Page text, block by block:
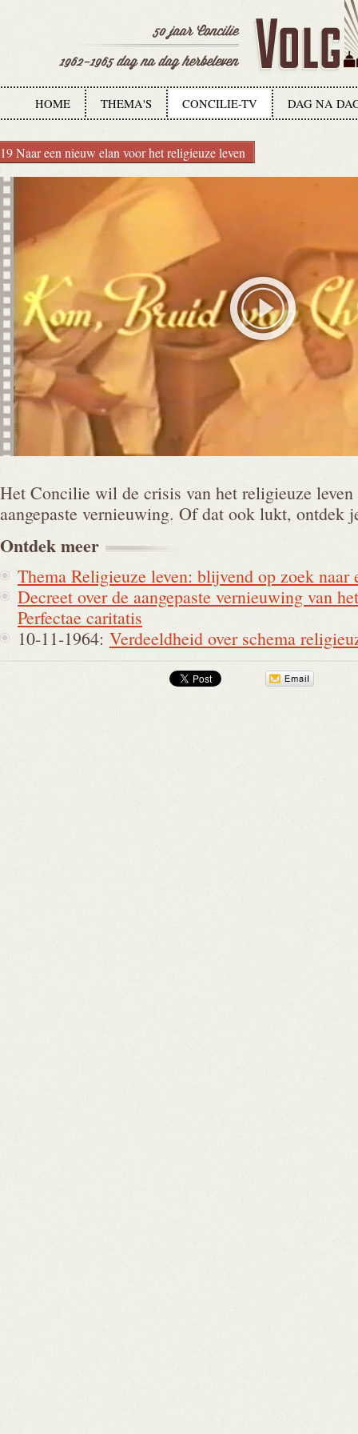
HOME THEMA'S CONCILIE-TV DAG NA
19 Naar een nieuw elan voor het religieuze leven
Het Concilie wil de crisis van het religieuze leven
aangepaste vernieuwing. Of dat ook lukt,
Ontdekmeer
Thema Religieuze leven: blijvend op zoek naar
Decreet over de aangepaste vernieuwing van
Perfectae caritatis
10-11-1964: Verdeeldheid over schema